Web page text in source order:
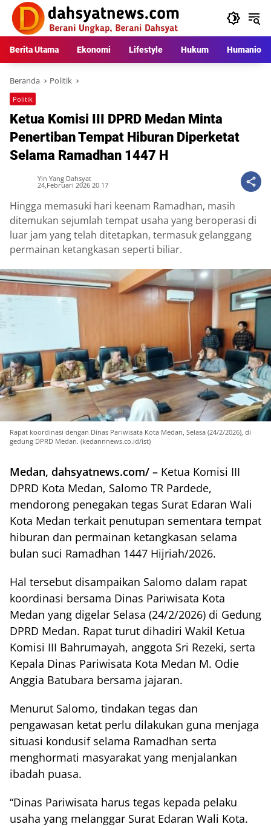
Langsung
konten
Berita Utama Ekonomi Lifestyle Hukum Humaniora
Beranda Politik
Politik
Ketua Komisi III DPRD Medan Minta
Penertiban Tempat Hiburan Diperketat
Selama Ramadhan 1447 H
Yin Yang Dahsyat
24,Februari 2026 20 17
Hingga memasuki hari keenam Ramadhan, masih
ditemukan sejumlah tempat usaha yang beroperasi di
luar jam yang telah ditetapkan, termasuk gelanggang
permainan ketangkasan seperti biliar.
Rapat koordinasi dengan Dinas Pariwisata Kota Medan, Selasa (24/2/2026), di
gedung DPRD Medan. (kedannnews.co.id/ist)
Medan, dahsyatnews.com/ – Ketua Komisi III
DPRD Kota Medan, Salomo TR Pardede,
mendorong penegakan tegas Surat Edaran Wali
Kota Medan terkait penutupan sementara tempat
hiburan dan permainan ketangkasan selama
bulan suci Ramadhan 1447 Hijriah/2026.
Hal tersebut disampaikan Salomo dalam rapat
koordinasi bersama Dinas Pariwisata Kota
Medan yang digelar Selasa (24/2/2026) di Gedung
DPRD Medan. Rapat turut dihadiri Wakil Ketua
Komisi III Bahrumayah, anggota Sri Rezeki, serta
Kepala Dinas Pariwisata Kota Medan M. Odie
Anggia Batubara bersama jajaran.
Menurut Salomo, tindakan tegas dan
pengawasan ketat perlu dilakukan guna menjaga
situasi kondusif selama Ramadhan serta
menghormati masyarakat yang menjalankan
ibadah puasa.
“Dinas Pariwisata harus tegas kepada pelaku
usaha yang melanggar Surat Edaran Wali Kota.